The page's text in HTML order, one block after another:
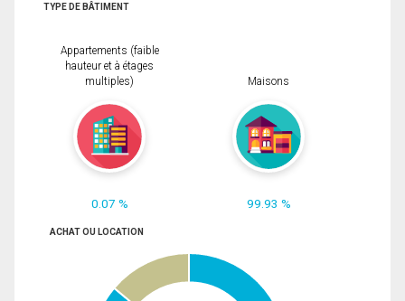
TYPE DE BÂTIMENT
Appartements (faible
hauteur et à étages
multiples)
0.07 %
Maisons
99.93 %
ACHAT OU LOCATION